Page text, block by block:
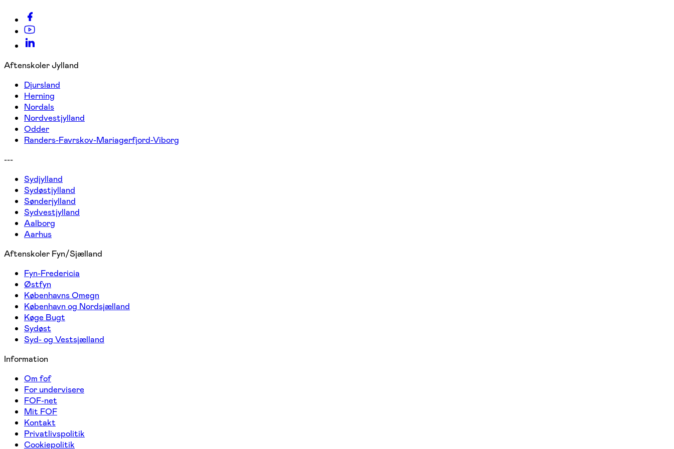
Aftenskoler Jylland
Djursland
Herning
Nordals
Nordvestjylland
Odder
Randers-Favrskov-Mariagerfjord-Viborg
---
Sydjylland
Sydøstjylland
Sønderjylland
Sydvestjylland
Aalborg
Aarhus
Aftenskoler Fyn/Sjælland
Fyn-Fredericia
Østfyn
Københavns Omegn
København og Nordsjælland
Køge Bugt
Sydøst
Syd- og Vestsjælland
Information
Om fof
For undervisere
FOF-net
Mit FOF
Kontakt
Privatlivspolitik
Cookiepolitik